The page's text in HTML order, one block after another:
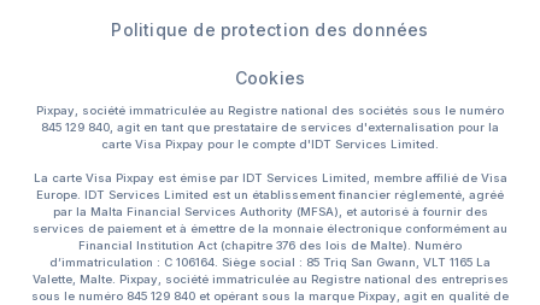
Politique de protection des données
Cookies
Pixpay, société immatriculée au Registre national des sociétés sous le numéro
845 129 840, agit en tant que prestataire de services d'externalisation pour la
carte Visa Pixpay pour le compte d'IDT Services Limited.
La carte Visa Pixpay est émise par IDT Services Limited, membre affilié de Visa
Europe. IDT Services Limited est un établissement financier réglementé, agréé
par la Malta Financial Services Authority (MFSA), et autorisé à fournir des
services de paiement et à émettre de la monnaie électronique conformément au
Financial Institution Act (chapitre 376 des lois de Malte). Numéro
d’immatriculation : C 106164. Siège social : 85 Triq San Gwann, VLT 1165 La
Valette, Malte. Pixpay, société immatriculée au Registre national des entreprises
sous le numéro 845 129 840 et opérant sous la marque Pixpay, agit en qualité de